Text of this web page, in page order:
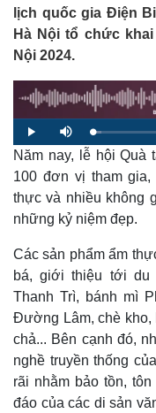
lịch quốc gia Điện
Hà Nội tổ chức
Nội 2024.
P
l
a
y
M
u
t
e
L
o
a
d
e
d
3
.
6
1
Năm nay, lễ hội Quà
100 đơn vị tham
thực và nhiều không
những kỷ niệm đẹp.
Các sản phẩm ẩm
bá, giới thiệu tới du
Thanh Trì, bánh mì
Đường Lâm, chè kho,
chả... Bên cạnh đó,
nghề truyền thống
rãi nhằm bảo tồn,
đáo của các di sản